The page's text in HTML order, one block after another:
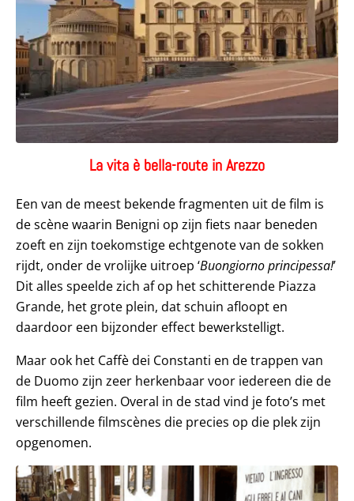
La vita è bella-route in Arezzo
Een van de meest bekende fragmenten uit de film is
de scène waarin Benigni op zijn fiets naar beneden
zoeft en zijn toekomstige echtgenote van de sokken
rijdt, onder de vrolijke uitroep ‘Buongiorno principessa!’
Dit alles speelde zich af op het schitterende Piazza
Grande, het grote plein, dat schuin afloopt en
daardoor een bijzonder effect bewerkstelligt.
Maar ook het Caffè dei Constanti en de trappen van
de Duomo zijn zeer herkenbaar voor iedereen die de
film heeft gezien. Overal in de stad vind je foto’s met
verschillende filmscènes die precies op die plek zijn
opgenomen.